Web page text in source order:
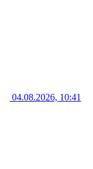
04.08.2026, 10:41